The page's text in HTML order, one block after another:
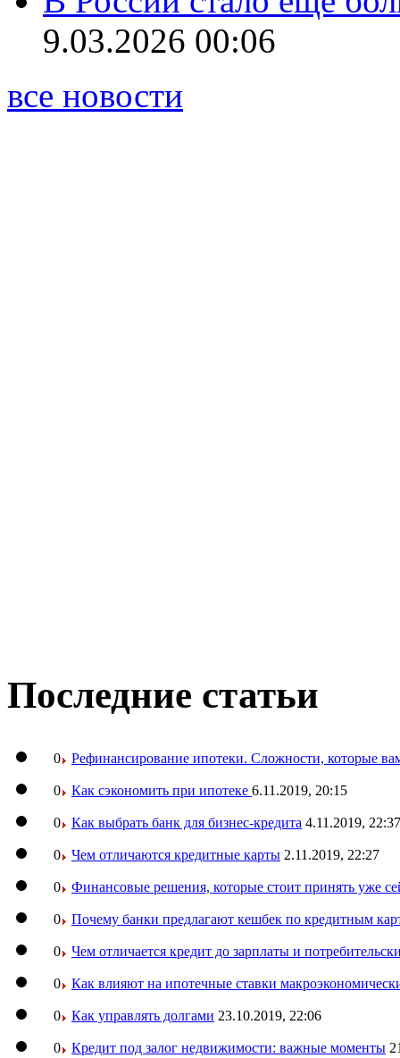
9.03.2026 00:06
все новости
Последние статьи
0 Рефинансирование ипотеки. Сложности, которые
0 Как сэкономить при ипотеке 6.11.2019, 20:15
0 Как выбрать банк для бизнес-кредита 4.11.2019, 22:37
0 Чем отличаются кредитные карты 2.11.2019, 22:27
0 Финансовые решения, которые стоит принять уже
0 Почему банки предлагают кешбек по кредитным
0 Чем отличается кредит до зарплаты и
0 Как влияют на ипотечные ставки
0 Как управлять долгами 23.10.2019, 22:06
0 Кредит под залог недвижимости: важные моменты